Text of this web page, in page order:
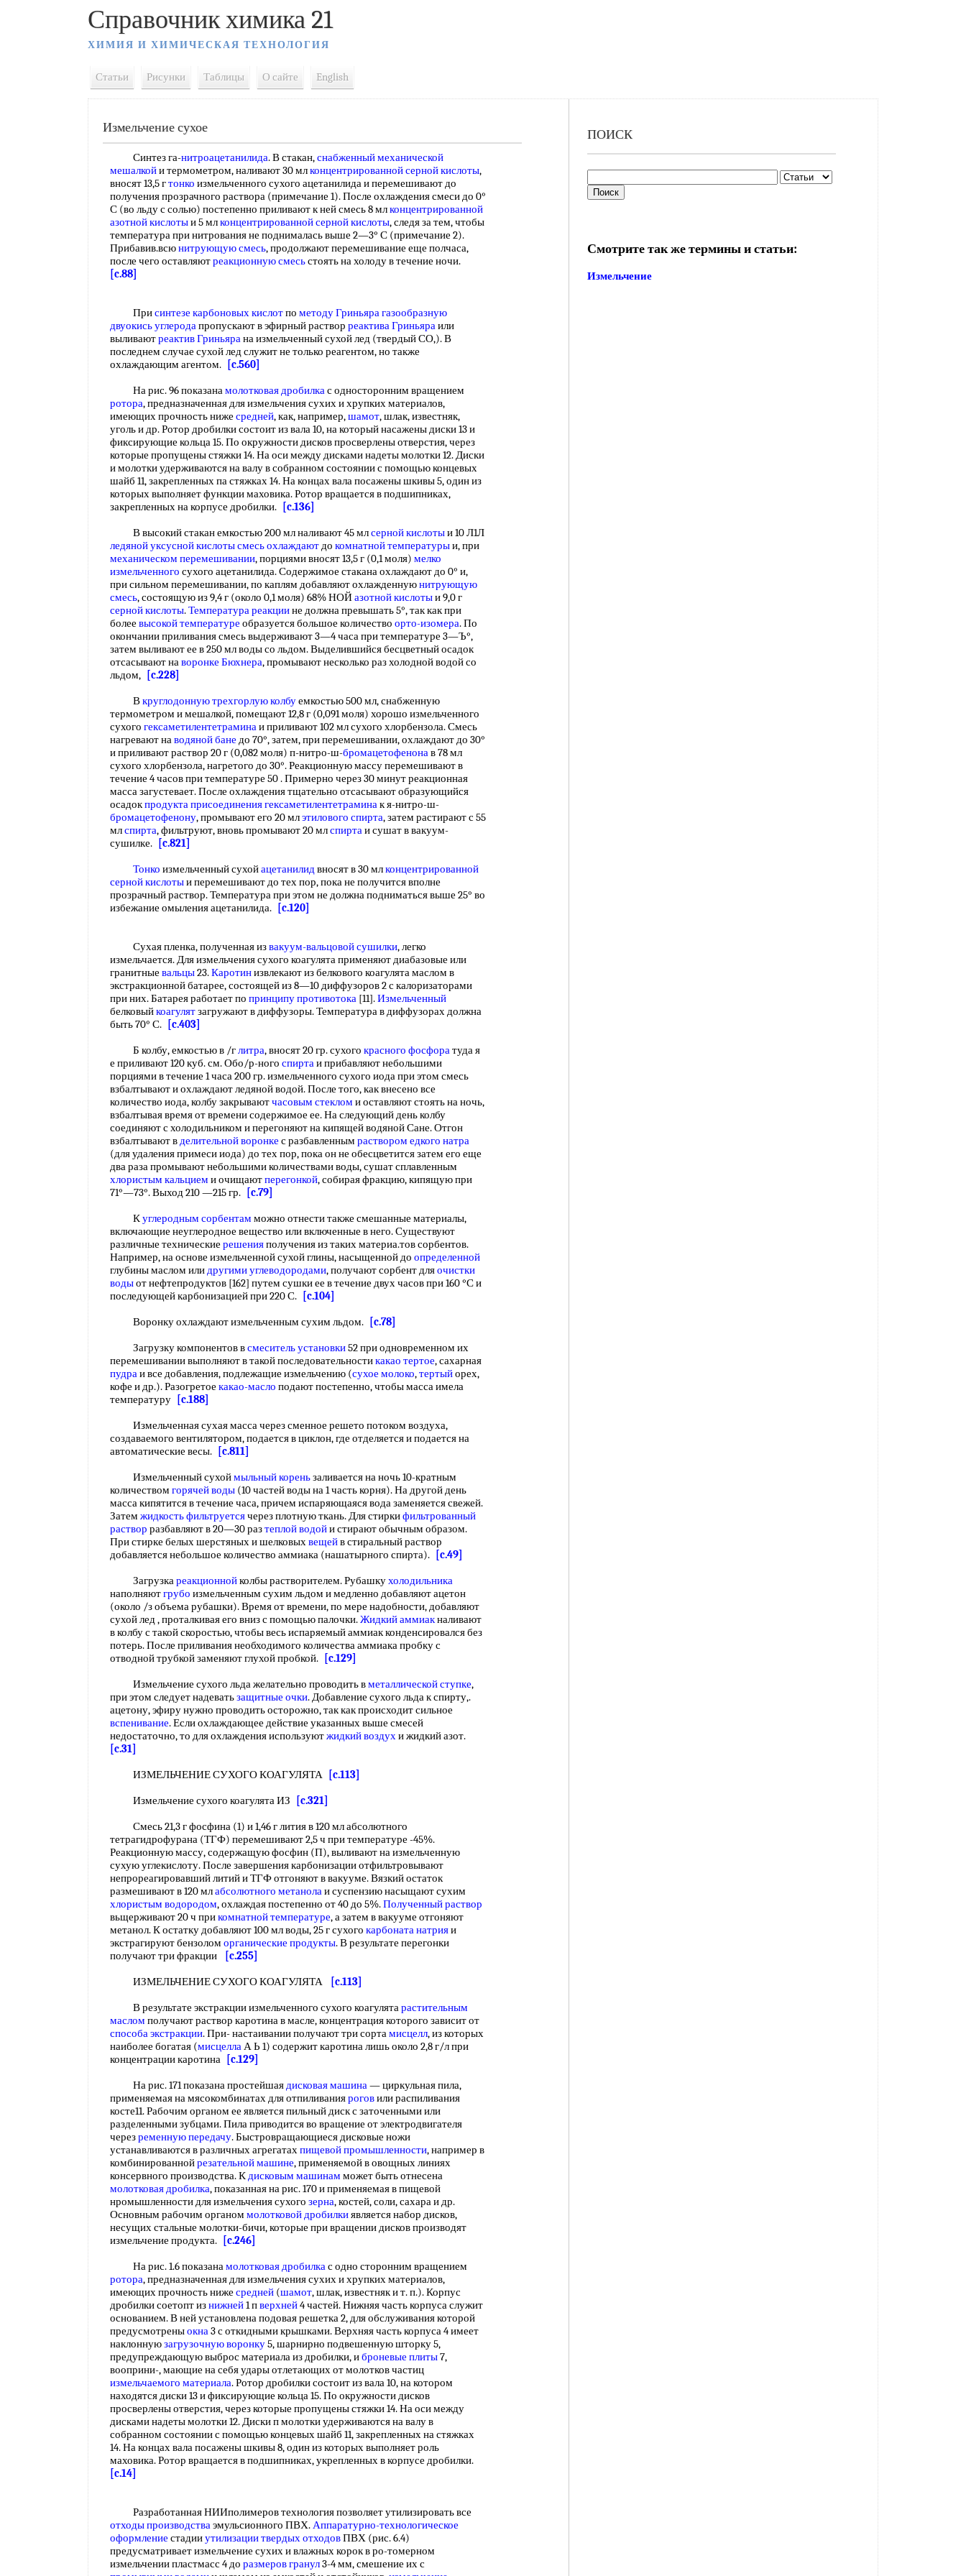
Справочник химика 21
ХИМИЯ И ХИМИЧЕСКАЯ ТЕХНОЛОГИЯ
Статьи Рисунки Таблицы О сайте English
Измельчение сухое
Синтез га-нитроацетанилида. В стакан,снабженныймеханической
мешалкойи термометром, наливают 30 млконцентрированной серной кислоты,
вносят 13,5 гтонко измельченного сухого ацетанилида и перемешивают до
получения прозрачного раствора (примечание 1). После охлаждения смеси до 0°
С (во льду с солью) постепенно приливают к ней смесь 8 млконцентрированной
азотной кислотыи 5 млконцентрированной серной кислоты, следя за тем, чтобы
температура при нитрования не поднималась выше 2—3° С (примечание 2).
Прибавив.всюнитрующую смесь, продолжают перемешивание еще полчаса,
после чего оставляютреакционную смесьстоять на холоду в течение ночи.
[c.88]
Присинтезе карбоновых кислотпо методу Гриньярагазообразную
двуокись углеродапропускают в эфирный раствор реактива Гриньяраили
выливаютреактив Гриньярана измельченный сухой лед (твердый СО,). В
последнем случае сухой лед служит не только реагентом, но также
охлаждающим агентом.
[c.560]
На рис. 96 показанамолотковая дробилкас односторонним вращением
ротора, предназначенная для измельчения сухих и хрупких материалов,
имеющих прочность ниже средней, как, например,шамот, шлак, известняк,
уголь и др. Ротор дробилки состоит из вала 10, на который насажены диски 13 и
фиксирующие кольца 15. По окружности дисков просверлены отверстия, через
которые пропущены стяжки 14. На оси между дисками надеты молотки 12. Диски
и молотки удерживаются на валу в собранном состоянии с помощью концевых
шайб 11, закрепленных па стяжках 14. На концах вала посажены шкивы 5, один из
которых выполняет функции маховика. Ротор вращается в подшипниках,
закрепленных на корпусе дробилки.
[c.136]
В высокий стакан емкостью 200 мл наливают 45 млсерной кислотыи 10 Л1Л
ледяной уксусной кислотысмесь охлаждаютдо комнатной температурыи, при
механическом перемешивании, порциями вносят 13,5 г (0,1 моля) мелко
измельченного сухого ацетанилида. Содержимое стакана охлаждают до 0° и,
при сильном перемешивании, по каплям добавляют охлажденнуюнитрующую
смесь, состоящую из 9,4 г (около 0,1 моля) 68% НОЙазотной кислотыи 9,0 г
серной кислоты.Температура реакциине должна превышать 5°, так как при
более высокой температуре образуется большое количество орто-изомера. По
окончании приливания смесь выдерживают 3—4 часа при температуре 3—Ъ°,
затем выливают ее в 250 мл воды со льдом. Выделившийся бесцветный осадок
отсасывают наворонке Бюхнера, промывают несколько раз холодной водой со
льдом,
[c.228]
Вкруглодонную трехгорлую колбуемкостью 500 мл, снабженную
термометром и мешалкой, помещают 12,8 г (0,091 моля) хорошо измельченного
сухого гексаметилентетраминаи приливают 102 мл сухого хлорбензола. Смесь
нагревают наводяной бане до 70°, затем, при перемешивании, охлаждают до 30°
и приливают раствор 20 г (0,082 моля) п-нитро-ш-бромацетофенонав 78 мл
сухого хлорбензола, нагретого до 30°. Реакционную массу перемешивают в
течение 4 часов при температуре 50 . Примерно через 30 минут реакционная
масса загустевает. После охлаждения тщательно отсасывают образующийся
осадокпродукта присоединениягексаметилентетраминак я-нитро-ш-
бромацетофенону, промывают его 20 млэтилового спирта, затем растирают с 55
млспирта, фильтруют, вновь промывают 20 млспиртаи сушат в вакуум-
сушилке.
[c.821]
Тонко измельченный сухойацетанилидвносят в 30 млконцентрированной
серной кислотыи перемешивают до тех пор, пока не получится вполне
прозрачный раствор. Температура при этом не должна подниматься выше 25° во
избежание омыления ацетанилида.
[c.120]
Сухая пленка, полученная извакуум-вальцовой сушилки, легко
измельчается. Для измельчения сухого коагулята применяют диабазовые или
гранитные вальцы23.Каротинизвлекают из белкового коагулята маслом в
экстракционной батарее, состоящей из 8—10 диффузоров 2 с калоризаторами
при них. Батарея работает по принципу противотока [11].Измельченный
белковыйкоагулятзагружают в диффузоры. Температура в диффузорах должна
быть 70° С.
[c.403]
Б колбу, емкостью в /глитра, вносят 20 гр. сухого красного фосфоратуда я
е приливают 120 куб. см. Обо/р-ного спиртаи прибавляют небольшими
порциями в течение 1 часа 200 гр. измельченного сухого иода при этом смесь
взбалтывают и охлаждают ледяной водой. После того, как внесено все
количество иода, колбу закрываютчасовым стеклом и оставляют стоять на ночь,
взбалтывая время от времени содержимое ее. На следующий день колбу
соединяют с холодильником и перегоняют на кипящей водяной Сане. Отгон
взбалтывают вделительной воронке с разбавленным раствором едкого натра
(для удаления примеси иода) до тех пор, пока он не обесцветится затем его еще
два раза промывают небольшими количествами воды, сушат сплавленным
хлористым кальцием и очищаютперегонкой, собирая фракцию, кипящую при
71°—73°. Выход 210 —215 гр.
[c.79]
Куглеродным сорбентам можно отнести также смешанные материалы,
включающие неуглеродное вещество или включенные в него. Существуют
различные технические решенияполучения из таких материа.тов сорбентов.
Например, на основе измельченной сухой глины, насыщенной до определенной
глубины маслом илидругими углеводородами, получают сорбент дляочистки
водыот нефтепродуктов [162] путем сушки ее в течение двух часов при 160 °С и
последующей карбонизацией при 220 С.
[c.104]
Воронку охлаждают измельченным сухим льдом.
[c.78]
Загрузку компонентов всмеситель установки52 при одновременном их
перемешивании выполняют в такой последовательностикакао тертое, сахарная
пудраи все добавления, подлежащие измельчению (сухое молоко,тертыйорех,
кофе и др.). Разогретое какао-масло подают постепенно, чтобы масса имела
температуру
[c.188]
Измельченная сухая масса через сменное решето потоком воздуха,
создаваемого вентилятором, подается в циклон, где отделяется и подается на
автоматические весы.
[c.811]
Измельченный сухоймыльный кореньзаливается на ночь 10-кратным
количеством горячей воды (10 частей воды на 1 часть корня). На другой день
масса кипятится в течение часа, причем испаряющаяся вода заменяется свежей.
Затем жидкость фильтруетсячерез плотную ткань. Для стиркифильтрованный
раствор разбавляют в 20—30 разтеплой водойи стирают обычным образом.
При стирке белых шерстяных и шелковыхвещейв стиральный раствор
добавляется небольшое количество аммиака (нашатырного спирта).
[c.49]
Загрузкареакционнойколбы растворителем. Рубашкухолодильника
наполняютгрубо измельченным сухим льдом и медленно добавляют ацетон
(около /з объема рубашки). Время от времени, по мере надобности, добавляют
сухой лед , проталкивая его вниз с помощью палочки.Жидкий аммиакналивают
в колбу с такой скоростью, чтобы весь испаряемый аммиак конденсировался без
потерь. После приливания необходимого количества аммиака пробку с
отводной трубкой заменяют глухой пробкой.
[c.129]
Измельчение сухого льда желательно проводить вметаллической ступке,
при этом следует надеватьзащитные очки. Добавление сухого льда к спирту,.
ацетону, эфиру нужно проводить осторожно, так как происходит сильное
вспенивание. Если охлаждающее действие указанных выше смесей
недостаточно, то для охлаждения используютжидкий воздухи жидкий азот.
[c.31]
ИЗМЕЛЬЧЕНИЕ СУХОГО КОАГУЛЯТА
[c.113]
Измельчение сухого коагулята ИЗ
[c.321]
Смесь 21,3 г фосфина (1) и 1,46 г лития в 120 мл абсолютного
тетрагидрофурана (ТГФ) перемешивают 2,5 ч при температуре -45%.
Реакционную массу, содержащую фосфин (П), выливают на измельченную
сухую углекислоту. После завершения карбонизации отфильтровывают
непрореагировавший литий и ТГФ отгоняют в вакууме. Вязкий остаток
размешивают в 120 млабсолютного метанолаи суспензию насыщают сухим
хлористым водородом, охлаждая постепенно от 40 до 5%.Полученный раствор
вьщерживают 20 ч прикомнатной температуре, а затем в вакууме отгоняют
метанол. К остатку добавляют 100 мл воды, 25 г сухого карбоната натрияи
экстрагируют бензолом органические продукты. В результате перегонки
получают три фракции
[c.255]
ИЗМЕЛЬЧЕНИЕ СУХОГО КОАГУЛЯТА
[c.113]
В результате экстракции измельченного сухого коагулятарастительным
маслом получают раствор каротина в масле, концентрация которого зависит от
способа экстракции. При- настаивании получают три сортамисцелл, из которых
наиболее богатая (мисцеллаА Ь 1) содержит каротина лишь около 2,8 г/л при
концентрации каротина
[c.129]
На рис. 171 показана простейшаядисковая машина— циркульная пила,
применяемая на мясокомбинатах для отпиливанияроговили распиливания
косте11. Рабочим органом ее является пильный диск с заточенными или
разделенными зубцами. Пила приводится во вращение от электродвигателя
черезременную передачу. Быстровращающиеся дисковые ножи
устанавливаются в различных агрегатахпищевой промышленности, например в
комбинированнойрезательной машине, применяемой в овощных линиях
консервного производства. Кдисковым машинам может быть отнесена
молотковая дробилка, показанная на рис. 170 и применяемая в пищевой
нромышленности для измельчения сухого зерна, костей, соли, сахара и др.
Основным рабочим органом молотковой дробилкиявляется набор дисков,
несущих стальные молотки-бичи, которые при вращении дисков производят
измельчение продукта.
[c.246]
На рис. 1.6 показанамолотковая дробилкас одно сторонним вращением
ротора, предназначенная для измельчения сухих и хрупких материалов,
имеющих прочность ниже средней (шамот, шлак, известняк и т. п.). Корпус
дробилки соетопт изнижней1 пверхней4 частей. Нижняя часть корпуса служит
основанием. В ней установлена подовая решетка 2, для обслуживания которой
предусмотреныокна3 с откидными крышками. Верхняя часть корпуса 4 имеет
наклоннуюзагрузочную воронку5, шарнирно подвешенную шторку 5,
предупреждающую выброс материала из дробилки, иброневые плиты7,
вооприни-, мающие на себя удары отлетающих от молотков частиц
измельчаемого материала. Ротор дробилки состоит из вала 10, на котором
находятся диски 13 и фиксирующие кольца 15. По окружности дисков
просверлены отверстия, через которые пропущены стяжки 14. На оси между
дисками надеты молотки 12. Диски п молотки удерживаются на валу в
собранном состоянии с помощью концевых шайб 11, закрепленных на стяжках
14. На концах вала посажены шкивы 8, один из которых выполняет роль
маховика. Ротор вращается в подшипниках, укрепленных в корпусе дробилки.
[c.14]
Разработанная НИИполимеров технология позволяет утилизировать все
отходы производстваэмульсионного ПВХ.Аппаратурно-технологическое
оформление стадииутилизации твердых отходовПВХ (рис. 6.4)
предусматривает измельчение сухих и влажных корок в ро-томерном
измельчении пластмасс 4 до размеров гранул3-4 мм, смешение их с
ПОИСК
Смотрите так же термины и статьи:
Измельчение